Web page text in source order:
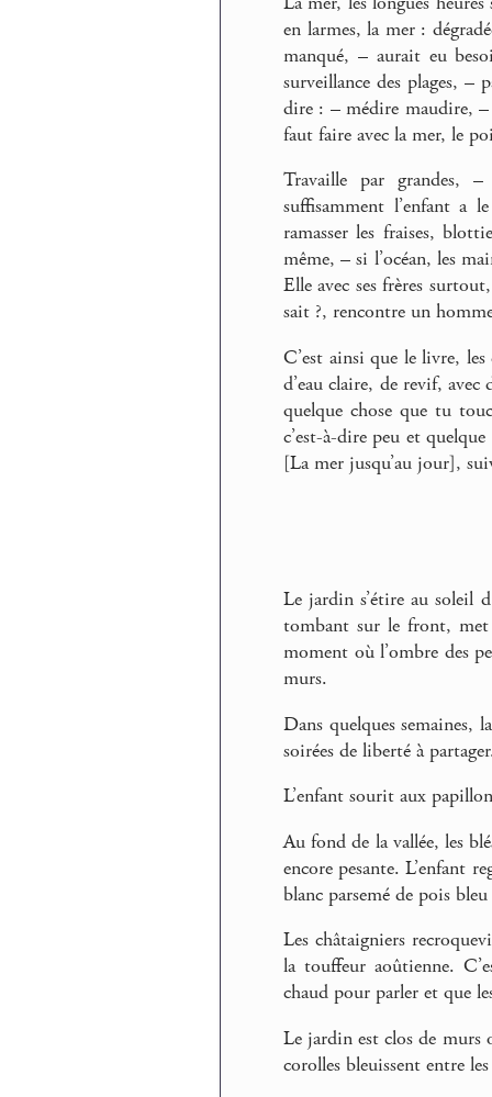
en larmes, la mer :
manqué, – aurait eu
surveillance des plages, –
dire : – médire maudire, –
faut faire avec la mer, le
Travaille par grandes,
suffisamment l’enfant a
ramasser les fraises,
même, – si l’océan, les
Elle avec ses frères
sait ?, rencontre un
C’est ainsi que le livre,
d’eau claire, de revif,
quelque chose que tu
c’est-à-dire peu et
[La mer jusqu’au jour],
Le jardin s’étire au soleil
tombant sur le front, met
moment où l’ombre des
murs.
Dans quelques semaines,
soirées de liberté à
L’enfant sourit aux
Au fond de la vallée, les
encore pesante. L’enfant
blanc parsemé de pois
Les châtaigniers
la touffeur aoûtienne.
chaud pour parler et que
Le jardin est clos de murs
corolles bleuissent entre